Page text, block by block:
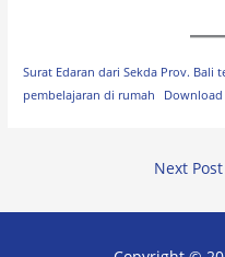
Surat Edaran dari Sekda Prov. Bali
pembelajaran di rumah
Download
Next Post